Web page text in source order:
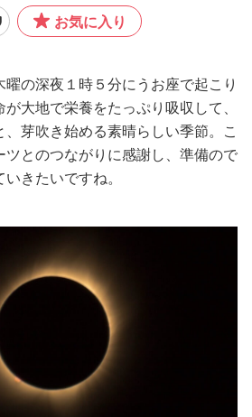
ル お気に入り
曜の深夜１時５分にうお座で起こり
大地で栄養をたっぷり吸収して、
芽吹き始める素晴らしい季節。こ
ツとのつながりに感謝し、準備ので
きたいですね。